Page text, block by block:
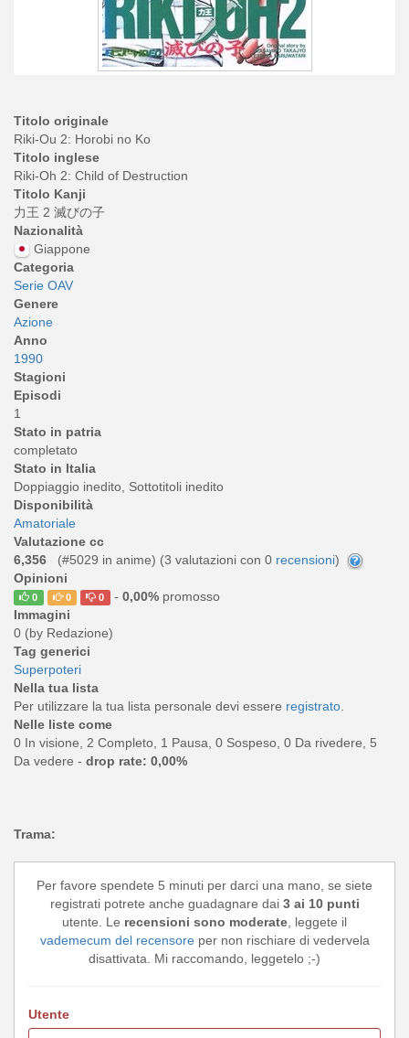
Titolo originale
Riki-Ou 2: Horobi no Ko
Titolo inglese
Riki-Oh 2: Child of Destruction
Titolo Kanji
力王 2 滅びの子
Nazionalità
Giappone
Categoria
Serie OAV
Genere
Azione
Anno
1990
Stagioni
Episodi
1
Stato in patria
completato
Stato in Italia
Doppiaggio inedito, Sottotitoli inedito
Disponibilità
Amatoriale
Valutazione cc
6,356
(#5029 in anime) (3 valutazioni con 0 recensioni)
Opinioni
0 0 0 - 0,00%promosso
Immagini
0 (by Redazione)
Tag generici
Superpoteri
Nella tua lista
Per utilizzare la tua lista personale devi essere registrato.
Nelle liste come
0 In visione, 2 Completo, 1 Pausa, 0 Sospeso, 0 Da rivedere, 5
Da vedere - drop rate: 0,00%
Trama:
Per favore spendete 5 minuti per darci una mano, se siete
registrati potrete anche guadagnare dai 3 ai 10 punti
utente. Le recensioni sono moderate, leggete il
vademecum del recensoreper non rischiare di vedervela
disattivata. Mi raccomando, leggetelo ;-)
Utente